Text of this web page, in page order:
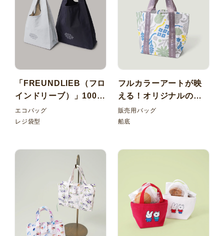
「FREUNDLIEB（フロ
インドリーブ）」100周
年記念の ナイロン製折
りたたみレジ袋型エコ
エコバッグ
レジ袋型
フルカラーアートが映
える！オリジナルのミ
ュージアムグッズ ワリ
フ船底トートバッグ
販売用バッグ
船底